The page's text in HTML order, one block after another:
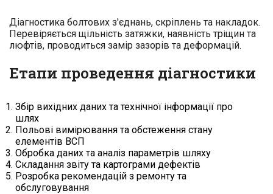
Діагностика болтових з'єднань, скріплень та накладок.
Перевіряється щільність затяжки, наявність тріщин та
люфтів, проводиться замір зазорів та деформацій.
Етапи проведення діагностики
Збір вихідних даних та технічної інформації про
шлях
Польові вимірювання та обстеження стану
елементів ВСП
Обробка даних та аналіз параметрів шляху
Складання звіту та картограми дефектів
Розробка рекомендацій з ремонту та
обслуговування